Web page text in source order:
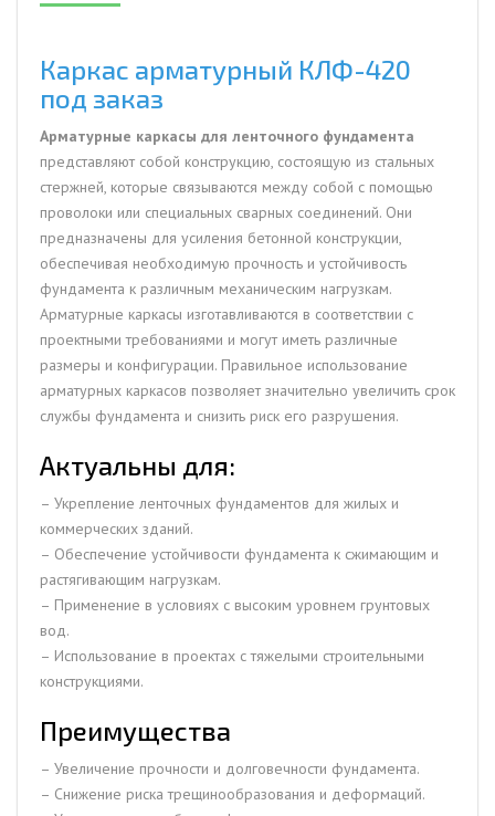
Каркас арматурный КЛФ-420
под заказ
Арматурные каркасы для ленточного фундамента
представляют собой конструкцию, состоящую из стальных
стержней, которые связываются между собой с помощью
проволоки или специальных сварных соединений. Они
предназначены для усиления бетонной конструкции,
обеспечивая необходимую прочность и устойчивость
фундамента к различным механическим нагрузкам.
Арматурные каркасы изготавливаются в соответствии с
проектными требованиями и могут иметь различные
размеры и конфигурации. Правильное использование
арматурных каркасов позволяет значительно увеличить срок
службы фундамента и снизить риск его разрушения.
Актуальны для:
– Укрепление ленточных фундаментов для жилых и
коммерческих зданий.
– Обеспечение устойчивости фундамента к сжимающим и
растягивающим нагрузкам.
– Применение в условиях с высоким уровнем грунтовых
вод.
– Использование в проектах с тяжелыми строительными
конструкциями.
Преимущества
– Увеличение прочности и долговечности фундамента.
– Снижение риска трещинообразования и деформаций.